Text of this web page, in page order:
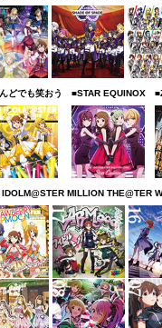
どでも笑おう ■STAR EQUINOX
MILLION THE@TER